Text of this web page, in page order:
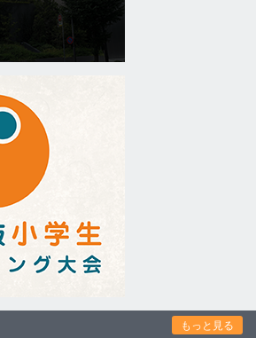
もっと見る